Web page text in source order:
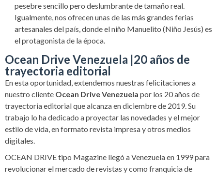
pesebre sencillo pero deslumbrante de tamaño real.
Igualmente, nos ofrecen unas de las más grandes ferias
artesanales del país, donde el niño Manuelito (Niño Jesús) es
el protagonista de la época.
Ocean Drive Venezuela |20 años de
trayectoria editorial
En esta oportunidad, extendemos nuestras felicitaciones a
nuestro cliente Ocean Drive Venezuela por los 20 años de
trayectoria editorial que alcanza en diciembre de 2019. Su
trabajo lo ha dedicado a proyectar las novedades y el mejor
estilo de vida, en formato revista impresa y otros medios
digitales.
OCEAN DRIVE tipo Magazine llegó a Venezuela en 1999 para
revolucionar el mercado de revistas y como franquicia de